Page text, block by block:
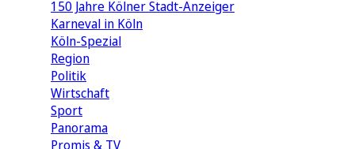
150 Jahre Kölner Stadt-Anzeiger
Karneval in Köln
Köln-Spezial
Region
Politik
Wirtschaft
Sport
Panorama
Promis & TV